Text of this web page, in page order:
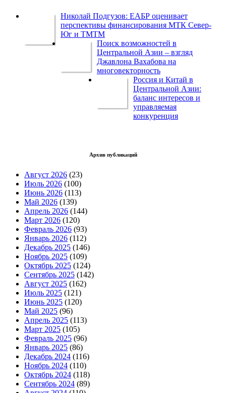
Николай Подгузов: ЕАБР оценивает
перспективы финансирования МТК Север-
Юг и ТМТМ
Поиск возможностей в
Центральной Азии – взгляд
Джавлона Вахабова на
многовекторность
Россия и Китай в
Центральной Азии:
баланс интересов и
управляемая
конкуренция
Архив публикаций
Август 2026 (23)
Июль 2026 (100)
Июнь 2026 (113)
Май 2026 (139)
Апрель 2026 (144)
Март 2026 (120)
Февраль 2026 (93)
Январь 2026 (112)
Декабрь 2025 (146)
Ноябрь 2025 (109)
Октябрь 2025 (124)
Сентябрь 2025 (142)
Август 2025 (162)
Июль 2025 (121)
Июнь 2025 (120)
Май 2025 (96)
Апрель 2025 (113)
Март 2025 (105)
Февраль 2025 (96)
Январь 2025 (86)
Декабрь 2024 (116)
Ноябрь 2024 (110)
Октябрь 2024 (118)
Сентябрь 2024 (89)